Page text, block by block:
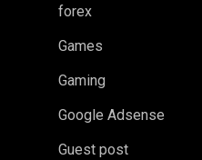
forex
Games
Gaming
Google Adsense
Guest post